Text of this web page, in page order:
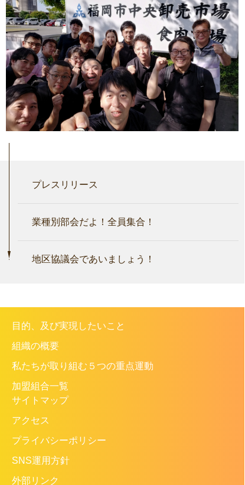
プレスリリース
業種別部会だよ！全員集合！
地区協議会であいましょう！
目的、及び実現したいこと
組織の概要
私たちが取り組む５つの重点運動
加盟組合一覧
サイトマップ
アクセス
プライバシーポリシー
SNS運用方針
外部リンク